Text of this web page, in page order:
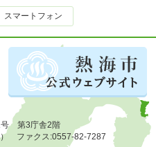
スマートフォン
号 第3庁舎2階
ファクス:0557-82-7287